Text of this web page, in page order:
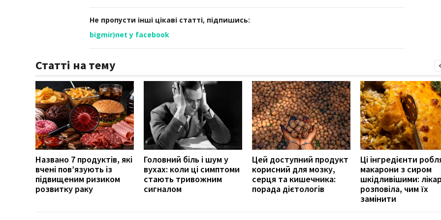
Не пропусти інші цікаві статті, підпишись:
bigmir)net у facebook
Статті на тему
Названо 7 продуктів, які
вчені пов’язують із
підвищеним ризиком
розвитку раку
Головний біль і шум у
вухах: коли ці симптоми
стають тривожним
сигналом
Цей доступний продукт
корисний для мозку,
серця та кишечника:
порада дієтологів
Ці інгредієнти
макарони з сиром
шкідливішими:
розповіла, чим їх
замінити